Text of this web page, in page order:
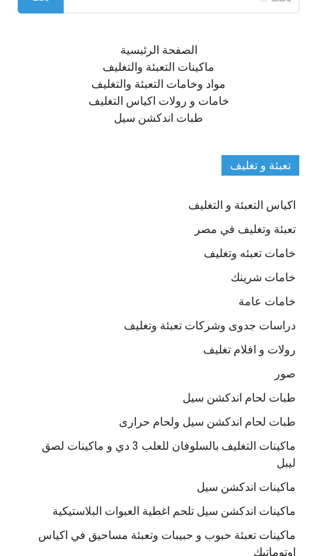
عن:
الصفحة الرئيسية
ماكينات التعبئة والتغليف
مواد وخامات التعبئة والتغليف
خامات و رولات اكياس التغليف
طبات اندكشن سيل
تعبئة و تغليف
اكياس التعبئة و التغليف
تعبئة وتغليف في مصر
خامات تعبئه وتغليف
خامات شرينك
خامات عامة
دراسات جدوى وشركات تعبئة وتغليف
رولات و افلام تغليف
صور
طبات لحام اندكشن سيل
طبات لحام اندكشن سيل ولحام حرارى
ماكينات التغليف بالسلوفان للعلب 3 دي و ماكينات لصق
ليبل
ماكينات اندكشن سيل
ماكينات اندكشن سيل تلحم اغطية العبوات البلاستيكية
ماكينات تعبئة حبوب و حبيبات وتعبئة مساحيق في اكياس
اوتوماتيك